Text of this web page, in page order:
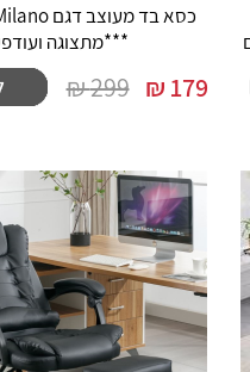
***מתצוגה
179
₪
299 ₪